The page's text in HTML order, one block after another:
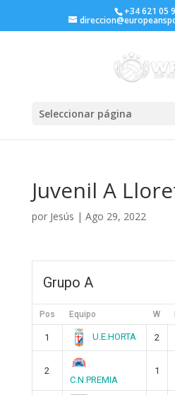
+34 621 05
Seleccionar página
Juvenil A
por Jesús | Ago 29, 2022
Grupo A
Pos Equipo W
1 U.E.HORTA 2
2
C.N.PREMIA
1